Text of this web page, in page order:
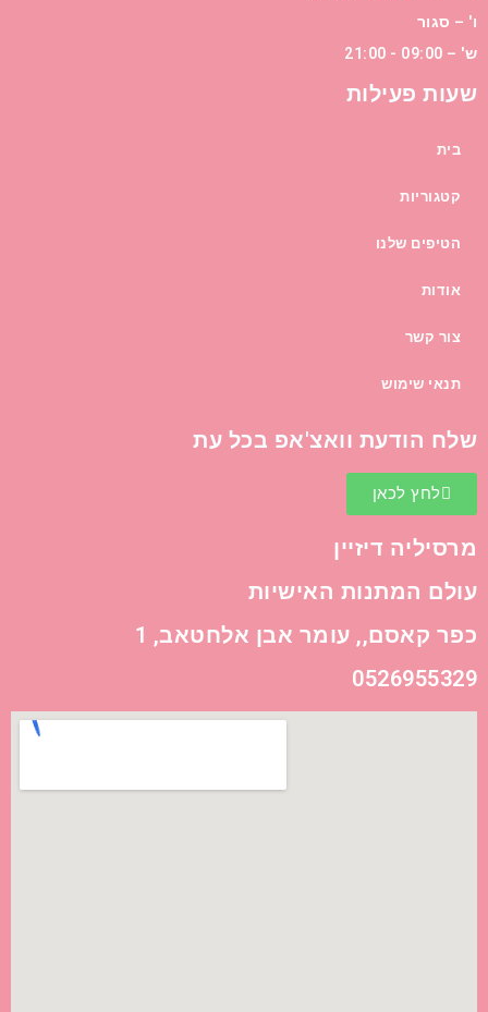
ו' – סגור
ש' – 09:00 - 21:00
שעות פעילות
בית
קטגוריות
הטיפים שלנו
אודות
צור קשר
תנאי שימוש
שלח הודעת וואצ'אפ בכל עת
לחץ לכאן
מרסיליה דיזיין
עולם המתנות האישיות
כפר קאסם,, עומר אבן אלחטאב, 1
0526955329